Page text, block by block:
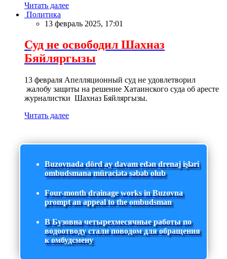
Читать далее
Политика
13 февраль 2025, 17:01
Суд не освободил Шахназ
Бяйляргызы
13 февраля Апелляционный суд не удовлетворил
жалобу защиты на решение Хатаинского суда об аресте
журналистки Шахназ Бяйляргызы.
Читать далее
Buzovnada dörd ay davam edən drenaj işləri
ombudsmana müraciətə səbəb olub
Four-month drainage works in Buzovna
prompt an appeal to the ombudsman
В Бузовна четырехмесячные работы по
водоотводу стали поводом для обращения
к омбудсмену